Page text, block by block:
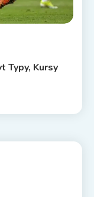
Typy, Kursy